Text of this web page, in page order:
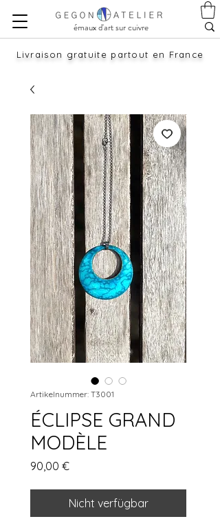
émaux d'art sur cuivre
Livraison gratuite partout en France
Artikelnummer: T3001
ÉCLIPSE GRAND
MODÈLE
90,00 €Preis
Nicht verfügbar